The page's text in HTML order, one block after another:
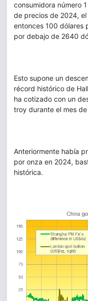
consumidora número
de precios de 2024,
entonces 100 dólares
por debajo de 2640
Esto supone un
récord histórico de
ha cotizado con un
troy durante el mes
Anteriormente había
por onza en 2024,
histórica.